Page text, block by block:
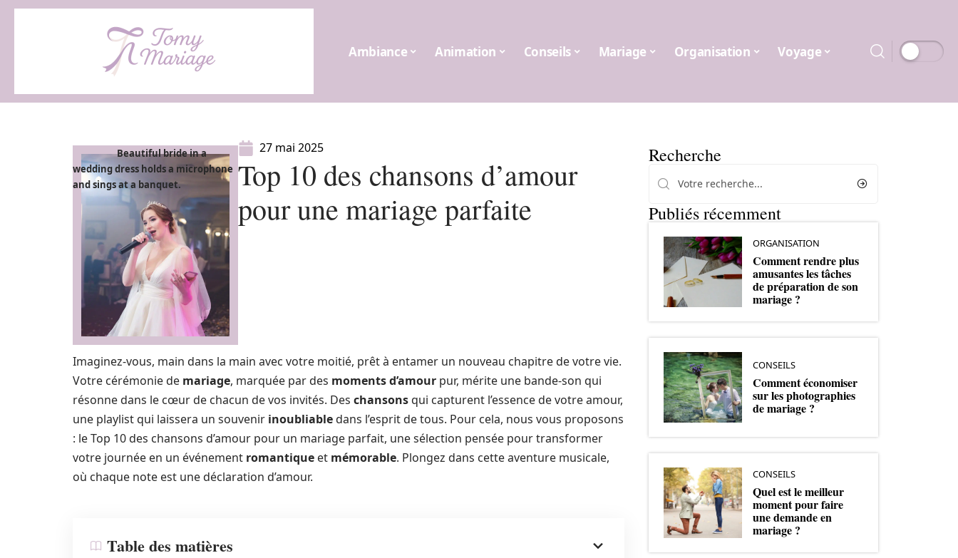
Ambiance Animation Conseils Mariage Organisation Voyage
Beautiful bride in a
wedding dress holds a microphone
and sings at a banquet.
27 mai 2025
Top 10 des chansons d’amour
pour une mariage parfaite
Imaginez-vous, main dans la main avec votre moitié, prêt à entamer un nouveau chapitre de votre vie.
Votre cérémonie de mariage, marquée par des moments d’amour pur, mérite une bande-son qui
résonne dans le cœur de chacun de vos invités. Des chansonsqui capturent l’essence de votre amour,
une playlist qui laissera un souvenir inoubliabledans l’esprit de tous. Pour cela, nous vous proposons
: le Top 10 des chansons d’amour pour un mariage parfait, une sélection pensée pour transformer
votre journée en un événement romantique et mémorable. Plongez dans cette aventure musicale,
où chaque note est une déclaration d’amour.
Table des matières
Recherche
Publiés récemment
ORGANISATION
Comment rendre plus
amusantes les tâches
de préparation de son
mariage ?
CONSEILS
Comment économiser
sur les photographies
de mariage ?
CONSEILS
Quel est le meilleur
moment pour faire
une demande en
mariage ?